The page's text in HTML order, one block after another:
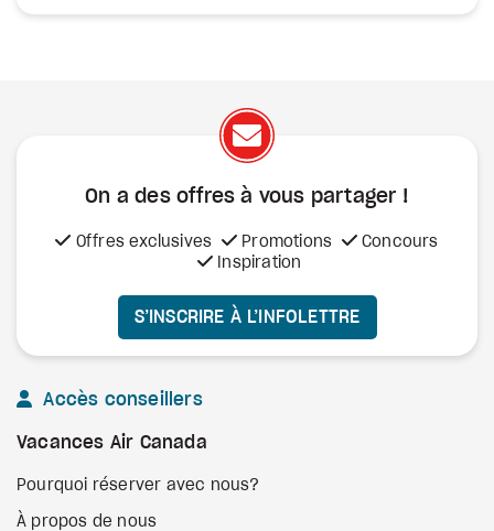
On a des offres à vous partager !
Offres exclusives Promotions
Concours
Inspiration
S’INSCRIRE À L’INFOLETTRE
Accès conseillers
Vacances Air Canada
Pourquoi réserver avec nous?
À propos de nous